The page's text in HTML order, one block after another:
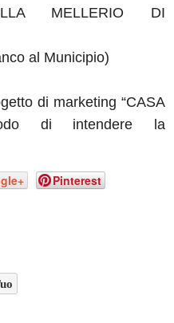
MELLERIO DI
al Municipio)
di marketing “CASA
di intendere la
Pinterest